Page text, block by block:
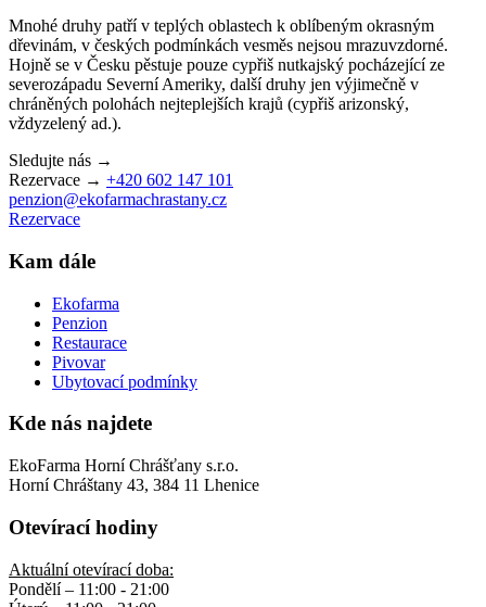
Mnohé druhy patří v teplých oblastech k oblíbeným okrasným
dřevinám, v českých podmínkách vesměs nejsou mrazuvzdorné.
Hojně se v Česku pěstuje pouze cypřiš nutkajský pocházející ze
severozápadu Severní Ameriky, další druhy jen výjimečně v
chráněných polohách nejteplejších krajů (cypřiš arizonský,
vždyzelený ad.).
Sledujte nás →
Rezervace → +420 602 147 101
penzion@ekofarmachrastany.cz
Rezervace
Kam dále
Ekofarma
Penzion
Restaurace
Pivovar
Ubytovací podmínky
Kde nás najdete
EkoFarma Horní Chrášťany s.r.o.
Horní Chráštany 43, 384 11 Lhenice
Otevírací hodiny
Aktuální otevírací doba:
Pondělí – 11:00 - 21:00